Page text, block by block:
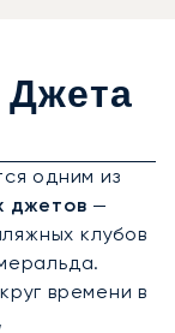
Джета
одним из
джетов —
клубов
времени в